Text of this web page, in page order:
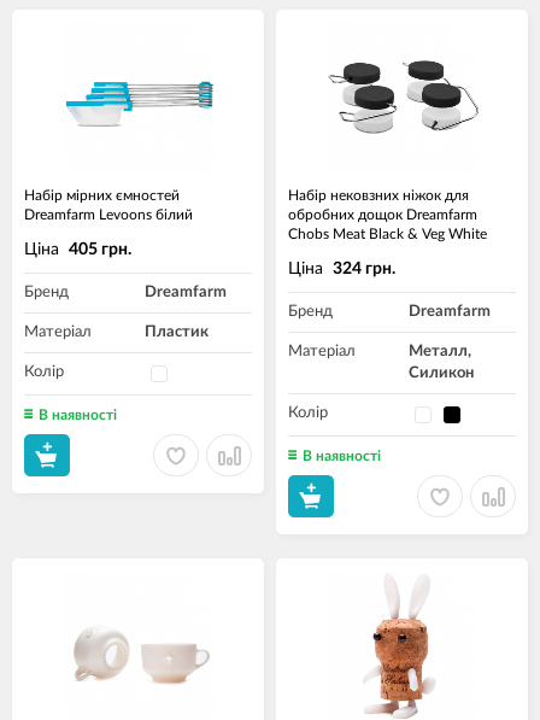
Набір мірних ємностей
Dreamfarm Levoons білий
Ціна 405 грн.
Бренд Dreamfarm
Матеріал Пластик
Колір
В наявності
Набір нековзних ніжок для
обробних дощок Dreamfarm
Chobs Meat Black & Veg White
Ціна 324 грн.
Бренд Dreamfarm
Матеріал
Металл,
Силикон
Колір
В наявності